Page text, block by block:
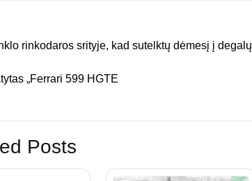
rinkodaros srityje, kad sutelktų dėmesį į degalų
„Ferrari 599 HGTE
Posts